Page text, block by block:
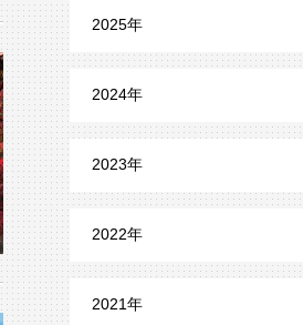
7月 (3)
6月 (1)
4月 (1)
2月 (2)
2025年
12月 (2)
11月 (1)
9月 (2)
2024年
12月 (1)
11月 (4)
9月 (3)
2023年
12月 (8)
11月 (6)
2022年
12月 (6)
2021年